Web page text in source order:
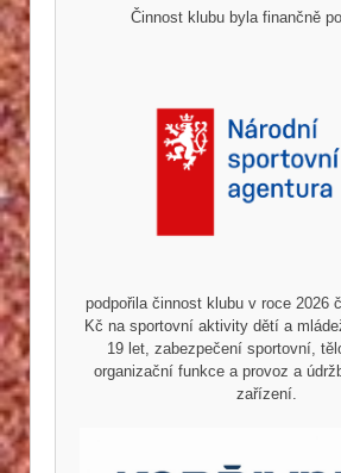
Činnost klubu byla finančně
podpořila činnost klubu v roce 2026
Kč na sportovní aktivity dětí a
19 let, zabezpečení sportovní,
organizační funkce a provoz a
zařízení.